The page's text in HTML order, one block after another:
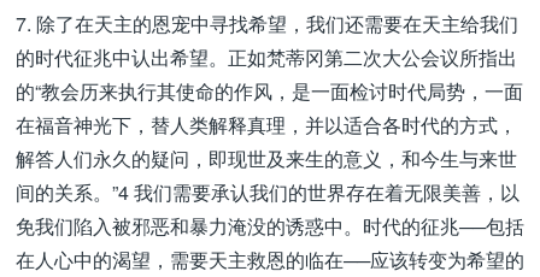
7. 除了在天主的恩宠中寻找希望，我们还需要在天主给我们
的时代征兆中认出希望。正如梵蒂冈第二次大公会议所指出
的“教会历来执行其使命的作风，是一面检讨时代局势，一面
在福音神光下，替人类解释真理，并以适合各时代的方式，
解答人们永久的疑问，即现世及来生的意义，和今生与来世
间的关系。”4 我们需要承认我们的世界存在着无限美善，以
免我们陷入被邪恶和暴力淹没的诱惑中。时代的征兆──包括
在人心中的渴望，需要天主救恩的临在──应该转变为希望的